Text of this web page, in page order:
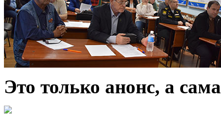
Это только анонс, а